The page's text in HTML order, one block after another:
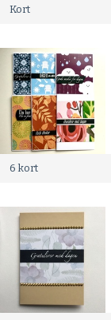
Kort
6 kort